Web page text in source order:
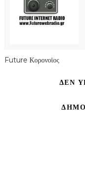
Future Κορονοϊος
ΔΕΝ